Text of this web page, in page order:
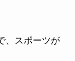
、スポーツが